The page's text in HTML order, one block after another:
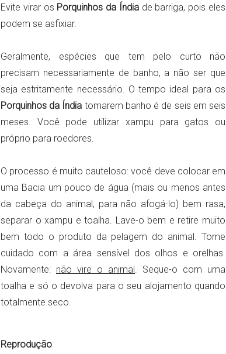
Evite virar os Porquinhos da Índiade barriga, pois eles
podem se asfixiar.
Geralmente, espécies que tem pelo curto não
precisam necessariamente de banho, a não ser que
seja estritamente necessário. O tempo ideal para os
Porquinhos da Índia tomarem banho é de seis em seis
meses. Você pode utilizar xampu para gatos ou
próprio para roedores.
O processo é muito cauteloso: você deve colocar em
uma Bacia um pouco de água (mais ou menos antes
da cabeça do animal, para não afogá-lo) bem rasa,
separar o xampu e toalha. Lave-o bem e retire muito
bem todo o produto da pelagem do animal. Tome
cuidado com a área sensível dos olhos e orelhas.
Novamente: não vire o animal. Seque-o com uma
toalha e só o devolva para o seu alojamento quando
totalmente seco.
Reprodução